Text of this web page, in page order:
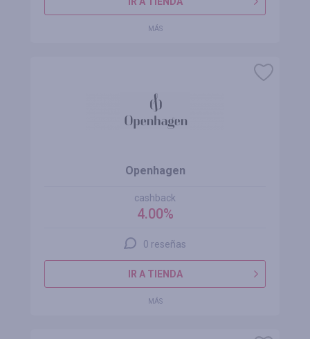
MÁS
Openhagen
cashback
4.00%
0 reseñas
IR A TIENDA
MÁS